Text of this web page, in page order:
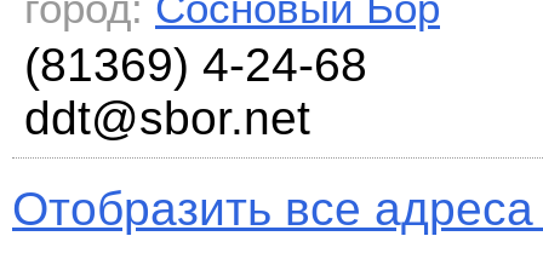
(81369) 4-24-68
ddt@sbor.net
Отобразить все